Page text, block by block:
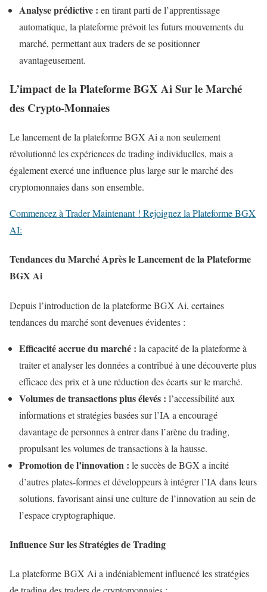
Analyse prédictive : en tirant parti de l’apprentissage
automatique, la plateforme prévoit les futurs mouvements du
marché, permettant aux traders de se positionner
avantageusement.
L’impact de la Plateforme BGX Ai Sur le Marché
des Crypto-Monnaies
Le lancement de la plateforme BGX Ai a non seulement
révolutionné les expériences de trading individuelles, mais a
également exercé une influence plus large sur le marché des
cryptomonnaies dans son ensemble.
Commencez à Trader Maintenant ! Rejoignez la Plateforme BGX
AI:
Tendances du Marché Après le Lancement de la Plateforme
BGX Ai
Depuis l’introduction de la plateforme BGX Ai, certaines
tendances du marché sont devenues évidentes :
Efficacité accrue du marché : la capacité de la plateforme à
traiter et analyser les données a contribué à une découverte plus
efficace des prix et à une réduction des écarts sur le marché.
Volumes de transactions plus élevés : l’accessibilité aux
informations et stratégies basées sur l’IA a encouragé
davantage de personnes à entrer dans l’arène du trading,
propulsant les volumes de transactions à la hausse.
Promotion de l’innovation : le succès de BGX a incité
d’autres plates-formes et développeurs à intégrer l’IA dans leurs
solutions, favorisant ainsi une culture de l’innovation au sein de
l’espace cryptographique.
Influence Sur les Stratégies de Trading
La plateforme BGX Ai a indéniablement influencé les stratégies